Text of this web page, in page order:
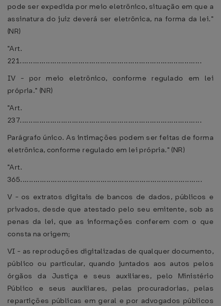
pode ser expedida por meio eletrônico, situação em que a
assinatura do juiz deverá ser eletrônica, na forma da lei."
(NR)
"Art.
221....................................................................................
IV - por meio eletrônico, conforme regulado em lei
própria." (NR)
"Art.
237....................................................................................
Parágrafo único. As intimações podem ser feitas de forma
eletrônica, conforme regulado em lei própria." (NR)
"Art.
365....................................................................................
V - os extratos digitais de bancos de dados, públicos e
privados, desde que atestado pelo seu emitente, sob as
penas da lei, que as informações conferem com o que
consta na origem;
VI - as reproduções digitalizadas de qualquer documento,
público ou particular, quando juntados aos autos pelos
órgãos da Justiça e seus auxiliares, pelo Ministério
Público e seus auxiliares, pelas procuradorias, pelas
repartições públicas em geral e por advogados públicos